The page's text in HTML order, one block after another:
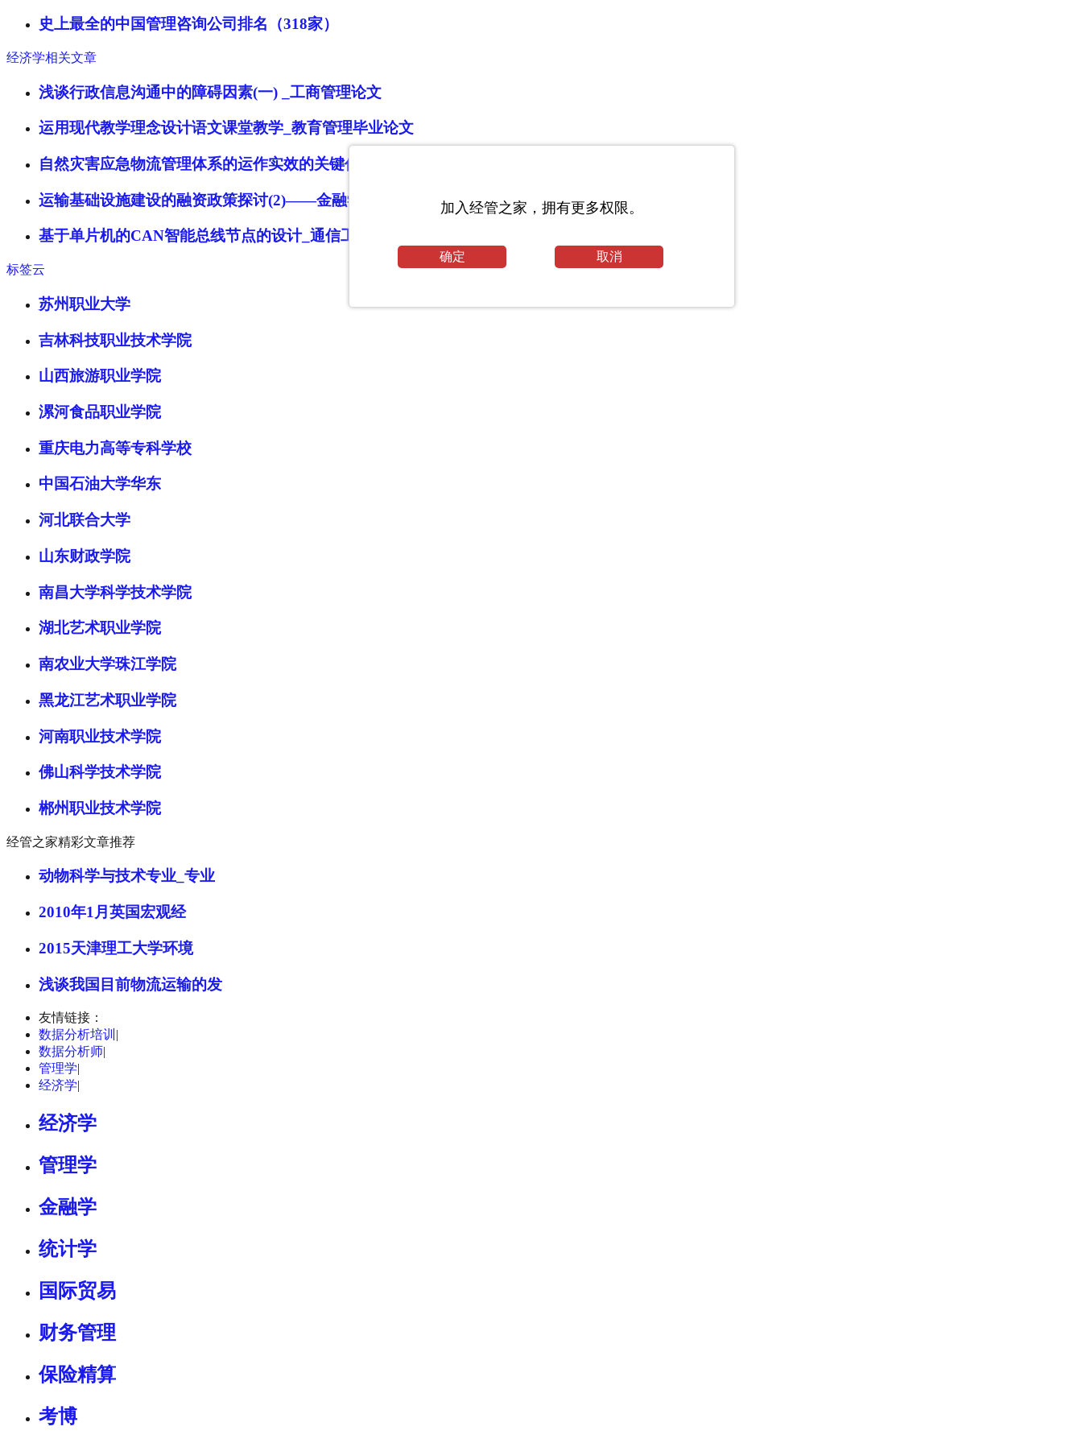
史上最全的中国管理咨询公司排名（318家）
经济学相关文章
浅谈行政信息沟通中的障碍因素(一) _工商管理论文
运用现代教学理念设计语文课堂教学_教育管理毕业论文
自然灾害应急物流管理体系的运作实效的关键任务和举措_交通工程论文
运输基础设施建设的融资政策探讨(2)——金融学论文
基于单片机的CAN智能总线节点的设计_通信工程毕业论文范文
标签云
苏州职业大学
吉林科技职业技术学院
山西旅游职业学院
漯河食品职业学院
重庆电力高等专科学校
中国石油大学华东
河北联合大学
山东财政学院
南昌大学科学技术学院
湖北艺术职业学院
南农业大学珠江学院
黑龙江艺术职业学院
河南职业技术学院
佛山科学技术学院
郴州职业技术学院
经管之家精彩文章推荐
动物科学与技术专业_专业
2010年1月英国宏观经
2015天津理工大学环境
浅谈我国目前物流运输的发
友情链接：
数据分析培训 |
数据分析师|
管理学|
经济学|
经济学
管理学
金融学
统计学
国际贸易
财务管理
保险精算
考博
加入经管之家，拥有更多权限。
确定 取消